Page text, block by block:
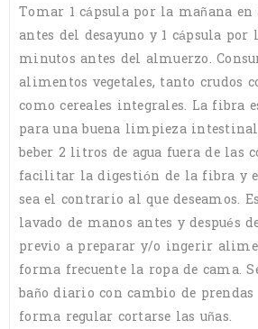
Tomar 1 cápsula por la mañana
antes del desayuno y 1 cápsula por
minutos antes del almuerzo.
alimentos vegetales, tanto crudos
como cereales integrales. La fibra
para una buena limpieza
beber 2 litros de agua fuera de las
facilitar la digestión de la fibra y
sea el contrario al que deseamos.
lavado de manos antes y después
previo a preparar y/o ingerir
forma frecuente la ropa de cama.
baño diario con cambio de
forma regular cortarse las uñas.